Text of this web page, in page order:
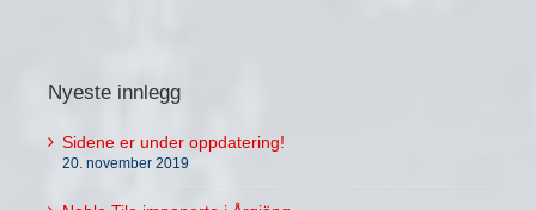
Nyeste innlegg
Sidene er under oppdatering!
20. november 2019